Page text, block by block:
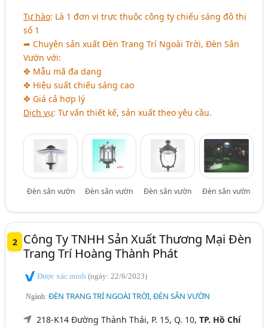
Tự hào: Là 1 đơn vị trực thuộc công ty chiếu sáng đô thị
số 1
➦ Chuyên sản xuất Đèn Trang Trí Ngoài Trời, Đèn Sân
Vườn với:
✥ Mẫu mã đa dạng
✥ Hiệu suất chiếu sáng cao
✥ Giá cả hợp lý
Dịch vụ: Tư vấn thiết kế, sản xuất theo yêu cầu.
Đèn sân vườn Đèn sân vườn Đèn sân vườn Đèn sân vườn
2
Công Ty TNHH Sản Xuất Thương Mại Đèn
Trang Trí Hoàng Thành Phát
Được xác minh(ngày: 22/6/2023)
Ngành:ĐÈN TRANG TRÍ NGOÀI TRỜI, ĐÈN SÂN VƯỜN
218-K14 Đường Thành Thái, P. 15, Q. 10,TP. Hồ Chí